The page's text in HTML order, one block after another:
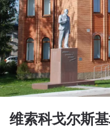
维索科戈尔斯